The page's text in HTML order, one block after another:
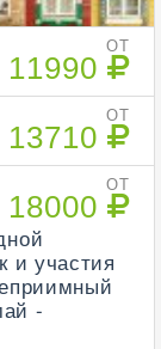
ОТ
11990
ОТ
13710
ОТ
18000
и участия
-